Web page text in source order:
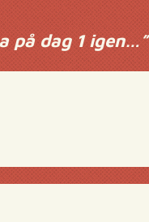
på dag 1 igen…”